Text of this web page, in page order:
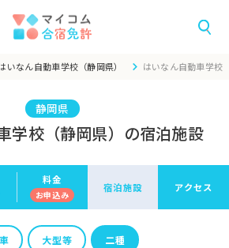
いなん自動車学校（静岡県） はいなん自動車学校
静岡県
学校（静岡県）の宿泊施設
料金
お申込み
宿泊施設 アクセス
大型等 二種